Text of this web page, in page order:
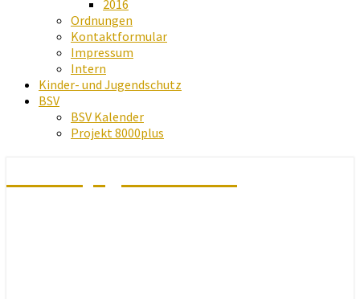
2016
Ordnungen
Kontaktformular
Impressum
Intern
Kinder- und Jugendschutz
BSV
BSV Kalender
Projekt 8000plus